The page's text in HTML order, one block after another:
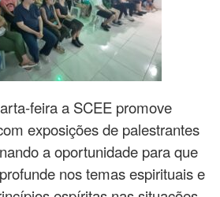
feira a SCEE promove
exposições de palestrantes
a oportunidade para que
nos temas espirituais e